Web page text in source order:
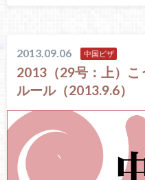
2013.09.06 中国ビザ
2013（29号：上）こ
ルール（2013.9.6）